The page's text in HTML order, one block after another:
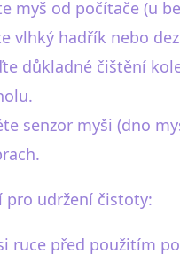
myš od počítače (u
vlhký hadřík nebo
důkladné čištění
senzor myši (dno
pro udržení čistoty:
ruce před použitím